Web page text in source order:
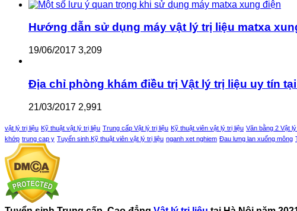
Hướng dẫn sử dụng máy vật lý trị liệu matxa
19/06/2017 3,209
Địa chỉ phòng khám điều trị Vật lý trị liệu uy tín
21/03/2017 2,991
vật lý trị liệu Kỹ thuật vật lý trị liệu Trung cấp Vật lý trị liệu Kỹ thuật viên vật lý trị liệu Văn bằng 2 Vật
khớp trung cap y Tuyển sinh Kỹ thuật viên vật lý trị liệu nganh xet nghiem Đau lưng lan xuống mông